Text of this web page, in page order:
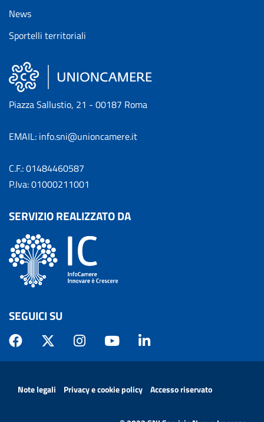
News
Sportelli territoriali
Piazza Sallustio, 21 - 00187 Roma
EMAIL: info.sni@unioncamere.it
C.F.: 01484460587
P.Iva: 01000211001
SERVIZIO REALIZZATO DA
SEGUICI SU
MENÙ PRIVACY
Note legali Privacy e cookie policy Accesso riservato